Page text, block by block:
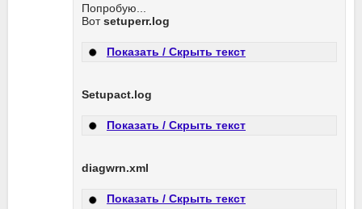
Попробую...
Вотsetuperr.log
Показать / Скрыть текст
Setupact.log
Показать / Скрыть текст
diagwrn.xml
Показать / Скрыть текст